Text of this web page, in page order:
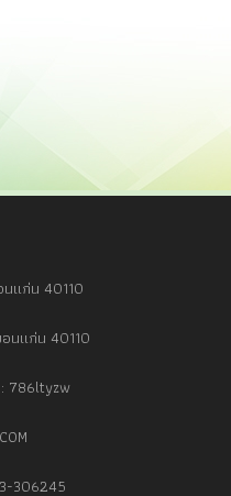
นแก่น 40110
นแก่น 40110
: 786ltyzw
306245